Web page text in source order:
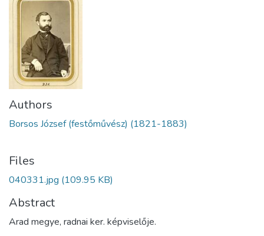
Authors
Borsos József (festőművész) (1821-1883)
Files
040331.jpg (109.95 KB)
Abstract
Arad megye, radnai ker. képviselője.